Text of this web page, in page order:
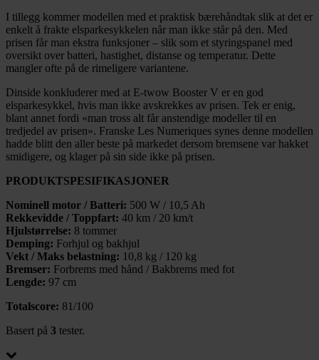
I tillegg kommer modellen med et praktisk bærehåndtak slik at det er
enkelt å frakte elsparkesykkelen når man ikke står på den. Med
prisen får man ekstra funksjoner – slik som et styringspanel med
oversikt over batteri, hastighet, distanse og temperatur. Dette
mangler ofte på de rimeligere variantene.
Dinside konkluderer med at E-twow Booster V er en god
elsparkesykkel, hvis man ikke avskrekkes av prisen. Tek er enig,
blant annet fordi «man tross alt får anstendige modeller til en
tredjedel av prisen». Franske Les Numeriques synes denne modellen
hadde blitt den aller beste på markedet dersom bremsene var hakket
smidigere, og klager på sin side ikke på prisen.
PRODUKTSPESIFIKASJONER
Nominell motor / Batteri: 500 W / 10,5 Ah
Rekkevidde / Toppfart: 40 km / 20 km/t
Hjulstørrelse: 8 tommer
Demping: Forhjul og bakhjul
Vekt / Maks belastning: 10,8 kg / 120 kg
Bremser: Forbrems med hånd / Bakbrems med fot
Lengde: 97 cm
Totalscore: 81/100
Basert på 3 tester.